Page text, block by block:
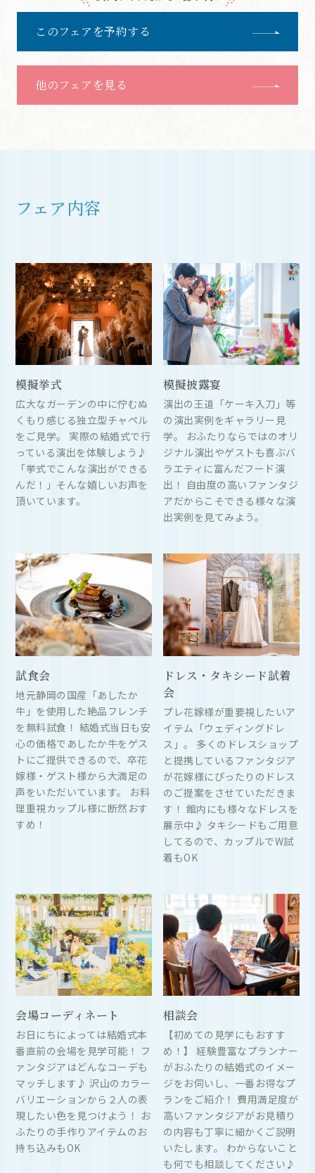
このフェアを予約する
他のフェアを見る
フェア内容
模擬挙式
広大なガーデンの中に佇むぬ
くもり感じる独立型チャペル
をご見学。 実際の結婚式で行
っている演出を体験しよう♪
「挙式でこんな演出ができる
んだ！」そんな嬉しいお声を
頂いています。
模擬披露宴
演出の王道「ケーキ入刀」等
の演出実例をギャラリー見
学。 おふたりならではのオリ
ジナル演出やゲストも喜ぶバ
ラエティに富んだフード演
出！ 自由度の高いファンタジ
アだからこそできる様々な演
出実例を見てみよう。
試食会
地元静岡の国産「あしたか
牛」を使用した絶品フレンチ
を無料試食！ 結婚式当日も安
心の価格であしたか牛をゲス
トにご提供できるので、卒花
嫁様・ゲスト様から大満足の
声をいただいています。 お料
理重視カップル様に断然おす
すめ！
ドレス・タキシード試着
会
プレ花嫁様が重要視したいア
イテム「ウェディングドレ
ス」。 多くのドレスショップ
と提携しているファンタジア
が花嫁様にぴったりのドレス
のご提案をさせていただきま
す！ 館内にも様々なドレスを
展示中♪ タキシードもご用意
してるので、カップルでW試
着もOK
会場コーディネート
お日にちによっては結婚式本
番直前の会場を見学可能！ フ
ァンタジアはどんなコーデも
マッチします♪ 沢山のカラー
バリエーションから２人の表
現したい色を見つけよう！ お
ふたりの手作りアイテムのお
持ち込みもOK
相談会
【初めての見学にもおすす
め！】 経験豊富なプランナー
がおふたりの結婚式のイメー
ジをお伺いし、一番お得なプ
ランをご紹介！ 費用満足度が
高いファンタジアがお見積り
の内容も丁寧に細かくご説明
いたします。 わからないこと
も何でも相談してください♪